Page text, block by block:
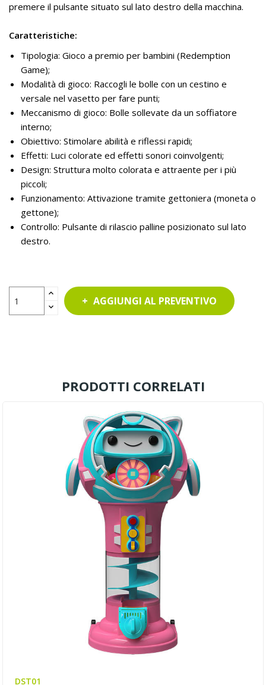
premere il pulsante situato sul lato destro della macchina.
Caratteristiche:
Tipologia: Gioco a premio per bambini (Redemption
Game);
Modalità di gioco: Raccogli le bolle con un cestino e
versale nel vasetto per fare punti;
Meccanismo di gioco: Bolle sollevate da un soffiatore
interno;
Obiettivo: Stimolare abilità e riflessi rapidi;
Effetti: Luci colorate ed effetti sonori coinvolgenti;
Design: Struttura molto colorata e attraente per i più
piccoli;
Funzionamento: Attivazione tramite gettoniera (moneta o
gettone);
Controllo: Pulsante di rilascio palline posizionato sul lato
destro.
AGGIUNGI AL PREVENTIVO
PRODOTTI CORRELATI
DST01